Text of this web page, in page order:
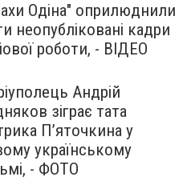
Одіна" оприлюднили
неопубліковані кадри
роботи, - ВІДЕО
Андрій
зіграє тата
П’яточкина у
українському
- ФОТО